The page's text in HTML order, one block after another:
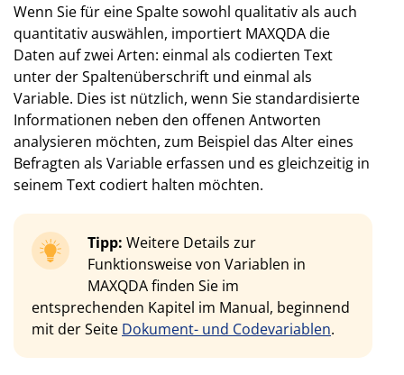
Wenn Sie für eine Spalte sowohl qualitativ als auch
quantitativ auswählen, importiert MAXQDA die
Daten auf zwei Arten: einmal als codierten Text
unter der Spaltenüberschrift und einmal als
Variable. Dies ist nützlich, wenn Sie standardisierte
Informationen neben den offenen Antworten
analysieren möchten, zum Beispiel das Alter eines
Befragten als Variable erfassen und es gleichzeitig in
seinem Text codiert halten möchten.
Tipp: Weitere Details zur
Funktionsweise von Variablen in
MAXQDA finden Sie im
entsprechenden Kapitel im Manual, beginnend
mit der Seite Dokument- und Codevariablen.